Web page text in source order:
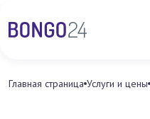
Главная страница Услуги и цены